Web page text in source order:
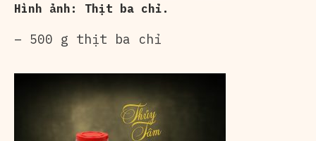
Hình ảnh: Thịt ba chỉ.
– 500 g thịt ba chỉ